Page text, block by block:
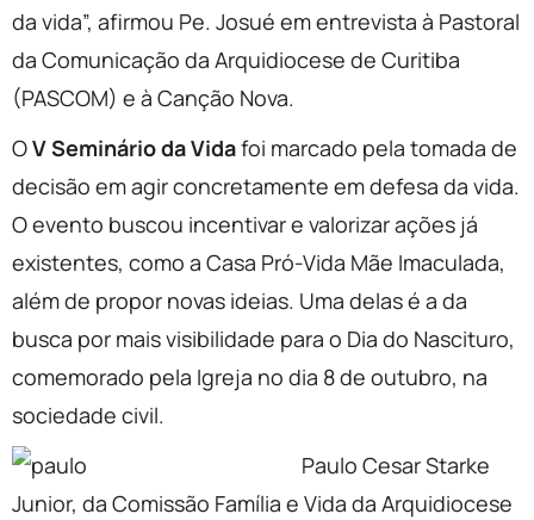
da vida”, afirmou Pe. Josué em entrevista à Pastoral
da Comunicação da Arquidiocese de Curitiba
(PASCOM) e à Canção Nova.
OV Seminário da Vidafoi marcado pela tomada de
decisão em agir concretamente em defesa da vida.
O evento buscou incentivar e valorizar ações já
existentes, como a Casa Pró-Vida Mãe Imaculada,
além de propor novas ideias. Uma delas é a da
busca por mais visibilidade para o Dia do Nascituro,
comemorado pela Igreja no dia 8 de outubro, na
sociedade civil.
Paulo Cesar Starke
Junior, da Comissão Família e Vida da Arquidiocese